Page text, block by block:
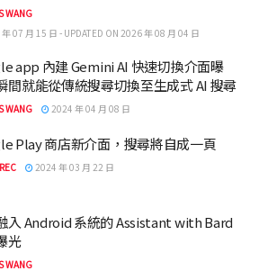
WANG
07 月 15 日 - UPDATED ON 2026 年 08 月 04 日
app 內建 Gemini AI 快速切換介面曝
間就能從傳統搜尋切換至生成式 AI 搜尋
WANG 2024 年 04 月 08 日
Play 商店新介面，搜尋將自成一頁
2024 年 03 月 22 日
入 Android 系統的 Assistant with Bard
光
WANG